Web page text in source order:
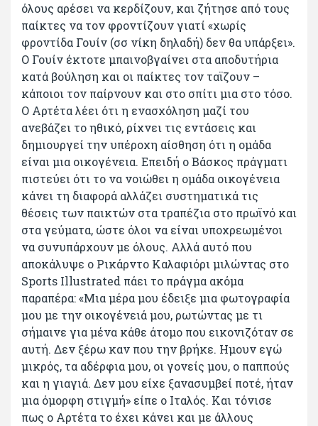
όλους αρέσει να κερδίζουν, και ζήτησε από τους
παίκτες να τον φροντίζουν γιατί «χωρίς
φροντίδα Γουίν (σσ νίκη δηλαδή) δεν θα υπάρξει».
Ο Γουίν έκτοτε μπαινοβγαίνει στα αποδυτήρια
κατά βούληση και οι παίκτες τον ταϊζουν –
κάποιοι τον παίρνουν και στο σπίτι μια στο τόσο.
Ο Αρτέτα λέει ότι η ενασχόληση μαζί του
ανεβάζει το ηθικό, ρίχνει τις εντάσεις και
δημιουργεί την υπέροχη αίσθηση ότι η ομάδα
είναι μια οικογένεια. Επειδή ο Βάσκος πράγματι
πιστεύει ότι το να νοιώθει η ομάδα οικογένεια
κάνει τη διαφορά αλλάζει συστηματικά τις
θέσεις των παικτών στα τραπέζια στο πρωϊνό και
στα γεύματα, ώστε όλοι να είναι υποχρεωμένοι
να συνυπάρχουν με όλους. Αλλά αυτό που
αποκάλυψε ο Ρικάρντο Καλαφιόρι μιλώντας στο
Sports Illustrated πάει το πράγμα ακόμα
παραπέρα: «Μια μέρα μου έδειξε μια φωτογραφία
μου με την οικογένειά μου, ρωτώντας με τι
σήμαινε για μένα κάθε άτομο που εικονιζόταν σε
αυτή. Δεν ξέρω καν που την βρήκε. Ημουν εγώ
μικρός, τα αδέρφια μου, οι γονείς μου, ο παππούς
και η γιαγιά. Δεν μου είχε ξανασυμβεί ποτέ, ήταν
μια όμορφη στιγμή» είπε ο Ιταλός. Και τόνισε
πως ο Αρτέτα το έχει κάνει και με άλλους